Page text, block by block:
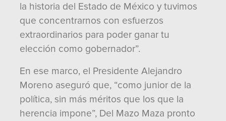
la historia del Estado de México y tuvimos
que concentrarnos con esfuerzos
extraordinarios para poder ganar tu
elección como gobernador”.
En ese marco, el Presidente Alejandro
Moreno aseguró que, “como junior de la
política, sin más méritos que los que la
herencia impone”, Del Mazo Maza pronto